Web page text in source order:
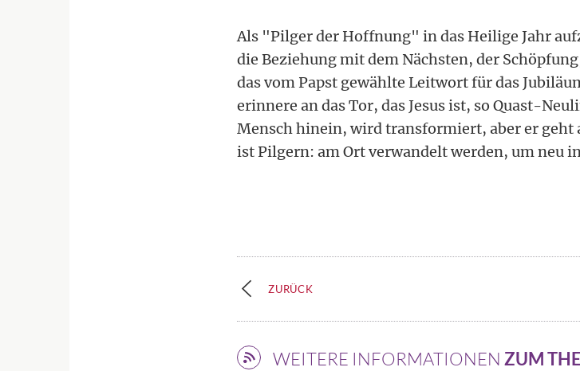
Als "Pilger der Hoffnung" in das Heilige Jahr
die Beziehung mit dem Nächsten, der
das vom Papst gewählte Leitwort für das
erinnere an das Tor, das Jesus ist, so Quast-
Mensch hinein, wird transformiert, aber er geht
ist Pilgern: am Ort verwandelt werden, um neu
ZURÜCK
WEITERE INFORMATIONEN ZUM